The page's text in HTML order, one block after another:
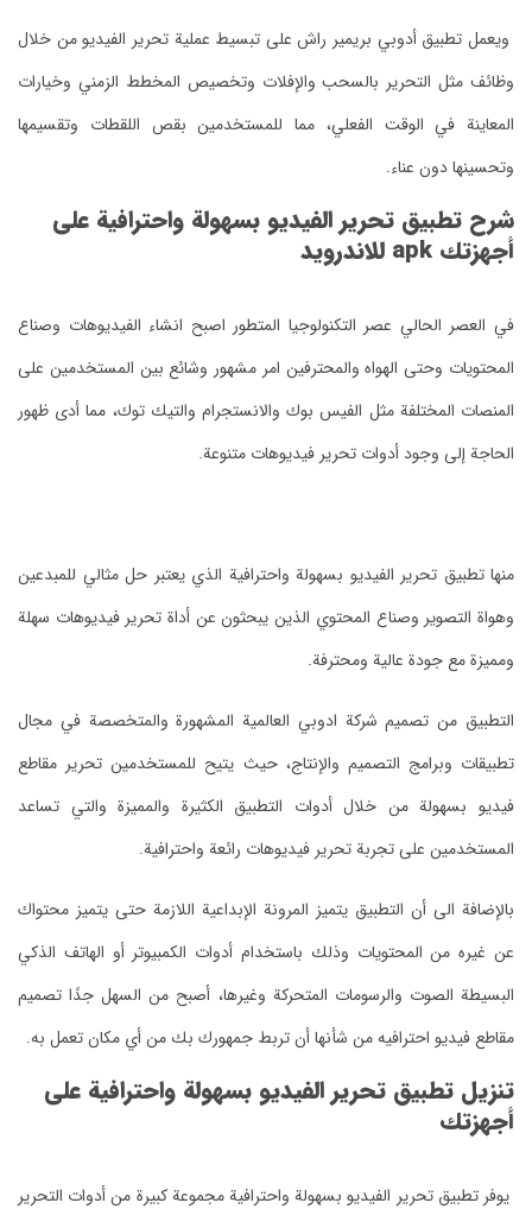
ويعمل تطبيق أدوبي بريمير راش على تبسيط عملية تحرير الفيديو من خلال
وظائف مثل التحرير بالسحب والإفلات وتخصيص المخطط الزمني وخيارات
المعاينة في الوقت الفعلي، مما للمستخدمين بقص اللقطات وتقسيمها
وتحسينها دون عناء.
شرح تطبيق تحرير الفيديو بسهولة واحترافية على
أجهزتك apk للاندرويد
في العصر الحالي عصر التكنولوجيا المتطور اصبح انشاء الفيديوهات وصناع
المحتويات وحتى الهواه والمحترفين امر مشهور وشائع بين المستخدمين على
المنصات المختلفة مثل الفيس بوك والانستجرام والتيك توك، مما أدى ظهور
الحاجة إلى وجود أدوات تحرير فيديوهات متنوعة.
منها تطبيق تحرير الفيديو بسهولة واحترافية الذي يعتبر حل مثالي للمبدعين
وهواة التصوير وصناع المحتوي الذين يبحثون عن أداة تحرير فيديوهات سهلة
ومميزة مع جودة عالية ومحترفة.
التطبيق من تصميم شركة ادوبي العالمية المشهورة والمتخصصة في مجال
تطبيقات وبرامج التصميم والإنتاج، حيث يتيح للمستخدمين تحرير مقاطع
فيديو بسهولة من خلال أدوات التطبيق الكثيرة والمميزة والتي تساعد
المستخدمين على تجربة تحرير فيديوهات رائعة واحترافية.
بالإضافة الى أن التطبيق يتميز المرونة الإبداعية اللازمة حتى يتميز محتواك
عن غيره من المحتويات وذلك باستخدام أدوات الكمبيوتر أو الهاتف الذكي
البسيطة الصوت والرسومات المتحركة وغيرها، أصبح من السهل جدًا تصميم
مقاطع فيديو احترافيه من شأنها أن تربط جمهورك بك من أي مكان تعمل به.
تنزيل تطبيق تحرير الفيديو بسهولة واحترافية على
أجهزتك
يوفر تطبيق تحرير الفيديو بسهولة واحترافية مجموعة كبيرة من أدوات التحرير